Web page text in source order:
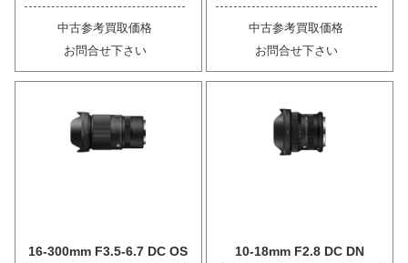
中古参考買取価格
お問合せ下さい
中古参考買取価格
お問合せ下さい
16-300mm F3.5-6.7 DC OS 10-18mm F2.8 DC DN